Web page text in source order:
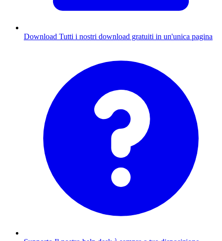
Download Tutti i nostri download gratuiti in un'unica pagina